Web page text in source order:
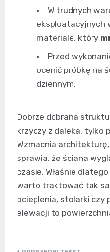
W trudnych
eksploatacyjnych
materiale, który
Przed
ocenić próbkę na
dziennym.
Dobrze dobrana
krzyczy z daleka, tylko
Wzmacnia
sprawia, że ściana
czasie. Właśnie
warto traktować tak
ocieplenia, stolarki czy
elewacji to